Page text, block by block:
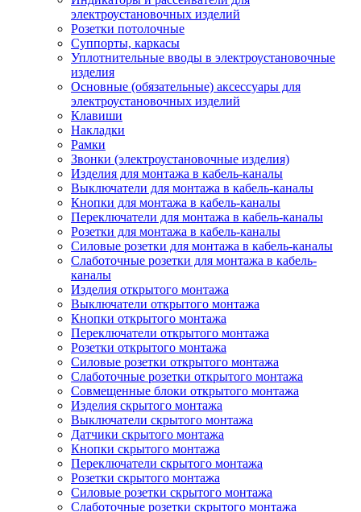
электроустановочных изделий
Розетки потолочные
Суппорты, каркасы
Уплотнительные вводы в электроустановочные
изделия
Основные (обязательные) аксессуары для
электроустановочных изделий
Клавиши
Накладки
Рамки
Звонки (электроустановочные изделия)
Изделия для монтажа в кабель-каналы
Выключатели для монтажа в кабель-каналы
Кнопки для монтажа в кабель-каналы
Переключатели для монтажа в кабель-каналы
Розетки для монтажа в кабель-каналы
Силовые розетки для монтажа в кабель-каналы
Слаботочные розетки для монтажа в кабель-
каналы
Изделия открытого монтажа
Выключатели открытого монтажа
Кнопки открытого монтажа
Переключатели открытого монтажа
Розетки открытого монтажа
Силовые розетки открытого монтажа
Слаботочные розетки открытого монтажа
Совмещенные блоки открытого монтажа
Изделия скрытого монтажа
Выключатели скрытого монтажа
Датчики скрытого монтажа
Кнопки скрытого монтажа
Переключатели скрытого монтажа
Розетки скрытого монтажа
Силовые розетки скрытого монтажа
Слаботочные розетки скрытого монтажа